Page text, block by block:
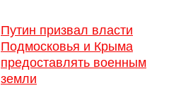
Путин призвал власти
Подмосковья и Крыма
предоставлять военным
земли